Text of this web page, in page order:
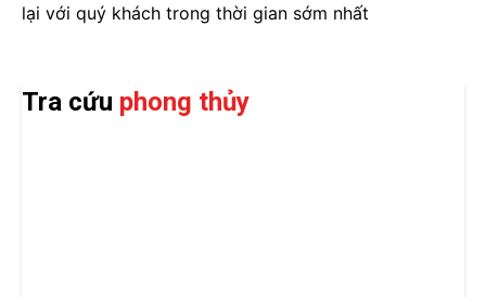
lại với quý khách trong thời gian sớm nhất
Tra cứu phong thủy